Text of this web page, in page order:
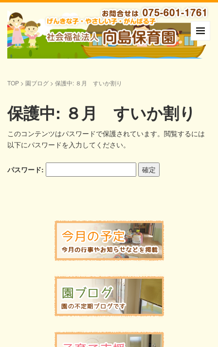
TOP > 園ブログ > 保護中: ８月 すいか割り
保護中: ８月 すいか割り
このコンテンツはパスワードで保護されています。閲覧するには
以下にパスワードを入力してください。
パスワード: